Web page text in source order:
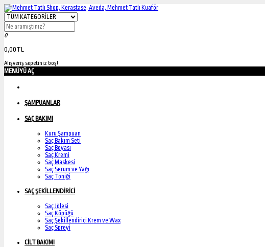
0
0,00TL
Alışveriş sepetiniz boş!
MENÜYÜ AÇ
ŞAMPUANLAR
SAÇ BAKIMI
Kuru Şampuan
Saç Bakım Seti
Saç Boyası
Saç Kremi
Saç Maskesi
Saç Serum ve Yağı
Saç Toniği
SAÇ ŞEKİLLENDİRİCİ
Saç Jölesi
Saç Köpüğü
Saç Şekillendirici Krem ve Wax
Saç Spreyi
CİLT BAKIMI